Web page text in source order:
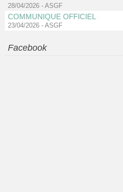
28/04/2026 - ASGF
COMMUNIQUE OFFICIEL
23/04/2026 - ASGF
Facebook